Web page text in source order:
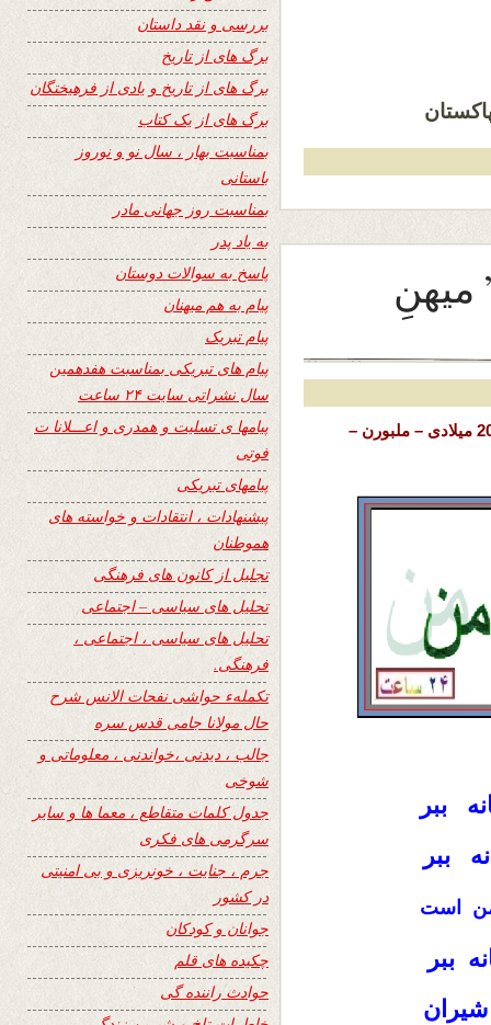
میهنِ
تاریخ نشر: یکشنبه 19 قوس 1402 خورشیدی – 10 دسامبر 2023 میلادی – ملبورن –
ببر
ببر
است
ببر
بررسی و نقد داستان
برگ های از تاریخ
برگ های از تاریخ و یادی از فرهیختگان
برگ های از یک کتاب
بمناسبت بهار ، سال نو و نوروز
باستانی
بمناسبت روز جهانی مادر
به یاد پدر
پاسخ به سوالات دوستان
پیام به هم میهنان
پیام تبریک
پیام های تبریکی بمناسبت هفدهمین
سال نشراتی سایت ۲۴ ساعت
پیامها ی تسلیت و همدری و اعـــلانا ت
فوتی
پیامهای تبریکی
پیشنهادات ، انتقادات و خواسته های
هموطنان
تجلیل از کانون های فرهنگی
تحلیل های سیاسی – اجتماعی
تحلیل های سیاسی ، اجتماعی ،
فرهنگی.
تکملهء حواشی نفحات الانس شرح
حال مولانا جامی قدس سره
جالب ، دیدنی ،خواندنی ، معلوماتی و
شوخی
جدول کلمات متقاطع ، معما ها و سایر
سرگرمی های فکری
جرم ، جنایت ، خونریزی و بی امنیتی
در کشور
جوانان و کودکان
چکیده های قلم
حوادث راننده گی